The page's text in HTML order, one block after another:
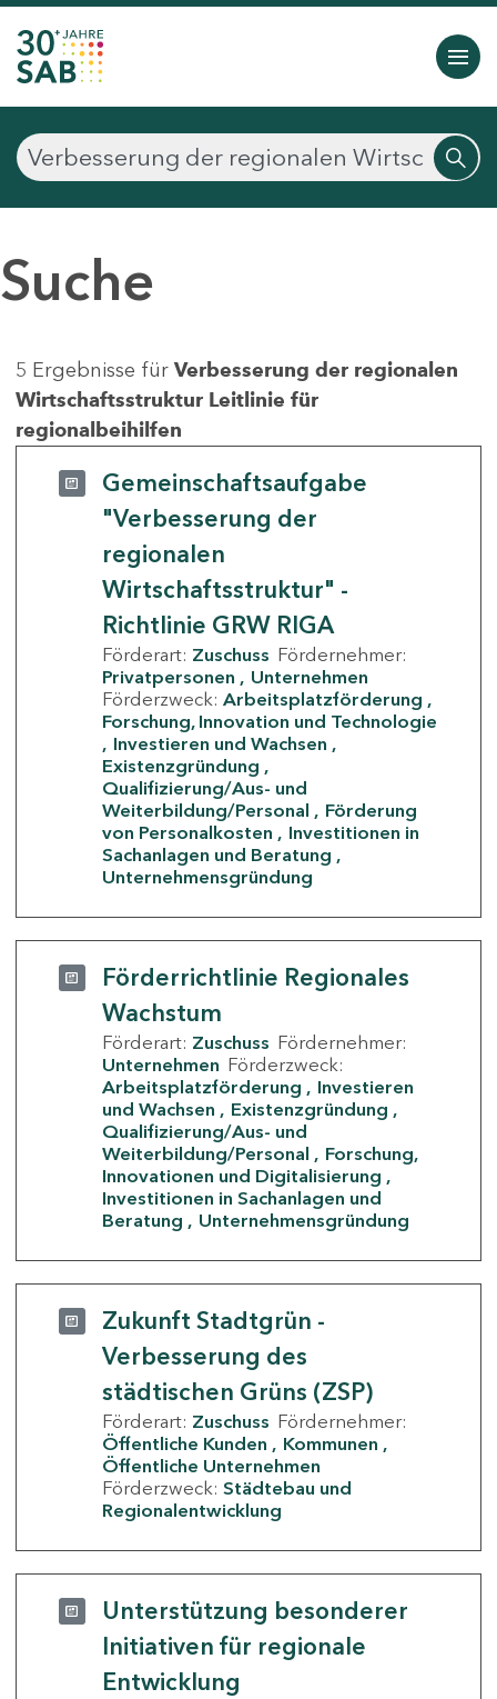
Suche
5 Ergebnisse für Verbesserung der regionalen
Wirtschaftsstruktur Leitlinie für
regionalbeihilfen
Gemeinschaftsaufgabe
"Verbesserung der
regionalen
Wirtschaftsstruktur" -
Richtlinie GRW RIGA
Förderart: Zuschuss Fördernehmer:
Privatpersonen
Unternehmen
Förderzweck: Arbeitsplatzförderung
Forschung, Innovation und Technologie
Investieren und Wachsen
Existenzgründung
Qualifizierung/Aus- und
Weiterbildung/Personal
Förderung
von Personalkosten
Investitionen in
Sachanlagen und Beratung
Unternehmensgründung
Förderrichtlinie Regionales
Wachstum
Förderart: Zuschuss Fördernehmer:
Unternehmen Förderzweck:
Arbeitsplatzförderung
Investieren
und Wachsen
Existenzgründung
Qualifizierung/Aus- und
Weiterbildung/Personal
Forschung,
Innovationen und Digitalisierung
Investitionen in Sachanlagen und
Beratung
Unternehmensgründung
Zukunft Stadtgrün -
Verbesserung des
städtischen Grüns (ZSP)
Förderart: Zuschuss Fördernehmer:
Öffentliche Kunden
Kommunen
Öffentliche Unternehmen
Förderzweck: Städtebau und
Regionalentwicklung
Unterstützung besonderer
Initiativen für regionale
Entwicklung